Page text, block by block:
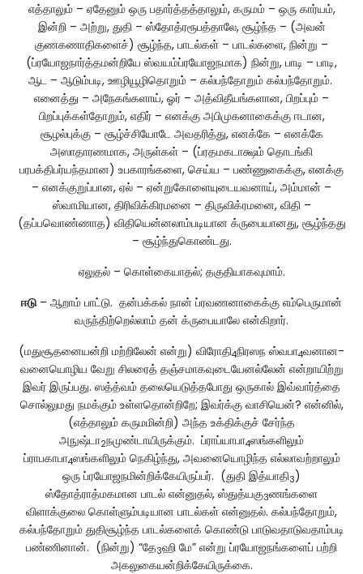
எத்தாலும் – ஏதேனும் ஒரு பதார்த்தத்தாலும், கருமம் – ஒரு கார்யம்,
இன்றி – அற்று, துதி – ஸ்தோத்ரரூபத்தாலே, சூழ்ந்த – (அவன்
குணகணாதிகளைச்) சூழ்ந்த, பாடல்கள் – பாடல்களை, நின்று –
(ப்ரயோஜநார்த்தமன்றியே ஸ்வயம்ப்ரயோஜநமாக) நின்று, பாடி – பாடி,
ஆட – ஆடும்படி, ஊழியூழிதொறும் – கல்பந்தோறும் கல்பந்தோறும்.
எனைத்து – அநேகங்களாய், ஓர் – அத்விதீயங்களான, பிறப்பும் –
பிறப்புக்கள்தோறும், எதிர் – எனக்கு அபிமுகனாகைக்கு ஈடான,
சூழல்புக்கு – சூழ்ச்சியோடே அவதரித்து, எனக்கே – எனக்கே
அஸாதாரணமாக, அருள்கள் – (ப்ரதமகடாக்ஷம் தொடங்கி
பரபக்திபர்யந்தமான) உபகாரங்களை, செய்ய – பண்ணுகைக்கு, எனக்கு
– எனக்குறுப்பான, ஏல் – ஏன்றுகோளையுடையவனாய், அம்மான் –
ஸ்வாமியான, திரிவிக்கிரமனை – திருவிக்ரமனை, விதி –
(தப்பவொண்ணாத) விதியென்னலாம்படியான க்ருபையானது, சூழ்ந்தது
– சூழ்ந்துகொண்டது.
ஏலுதல் – கொள்கையாதல்; தகுதியாகவுமாம்.
ஈடு– ஆறாம் பாட்டு. தன்பக்கல் நான் ப்ரவணனாகைக்கு எம்பெருமான்
வருந்திற்றெல்லாம் தன் க்ருபையாலே என்கிறார்.
(மதுசூதனையன்றி மற்றிலேன் என்று) விரோதி4நிரஸந ஸ்வபா4வனான-
வனையொழிய வேறு சிலரைத் தஞ்சமாகவுடையேனல்லேன் என்றாயிற்று
இவர் இருப்பது. ஸத்த்வம் தலையெடுத்தபோது ஒருகால் இவ்வார்த்தை
சொல்லுமது நமக்கும் உள்ளதொன்றிறே; இவர்க்கு வாசியென்? என்னில்,
(எத்தாலும் கருமமின்றி) அந்த உக்திக்குச் சேர்ந்த
அநுஷ்டா2நமுண்டாயிருக்கும். ப்ராப்யாபா4ஸங்களிலும்
ப்ராபகாபா4ஸங்களிலும் நெகிழ்ந்து, அவனையொழிந்த எல்லாவற்றாலும்
ஒரு ப்ரயோஜநமின்றிக்கேயிருப்பர். (துதி இத்யாதி3)
ஸ்தோத்ராத்மகமான பாடல் என்னுதல், ஸ்துத்யகு3ணங்களை
விளாக்குலை கொள்ளும்படியான பாடல்கள் என்னுதல். கல்பந்தோறும்,
கல்பந்தோறும் துதிசூழ்ந்த பாடல்களைக் கொண்டு பாடுவதாடுவதாம்படி
பண்ணினான். (நின்று) “தே3ஹி மே” என்று ப்ரயோஜநங்களைப் பற்றி
அகலுகையன்றிக்கேயிருக்கை.